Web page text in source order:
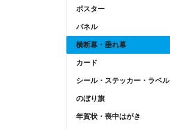
ポスター
パネル
横断幕・垂れ幕
カード
シール・ステッカー・ラベル
のぼり旗
年賀状・喪中はがき